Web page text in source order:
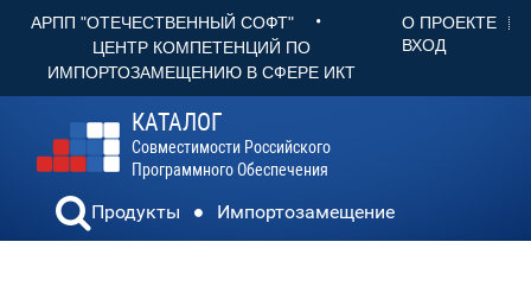
АРПП "ОТЕЧЕСТВЕННЫЙ СОФТ" •
ЦЕНТР КОМПЕТЕНЦИЙ ПО
ИМПОРТОЗАМЕЩЕНИЮ В СФЕРЕ ИКТ
О ПРОЕКТЕ
ВХОД
КАТАЛОГ
Совместимости Российского
Программного Обеспечения
Продукты Импортозамещение